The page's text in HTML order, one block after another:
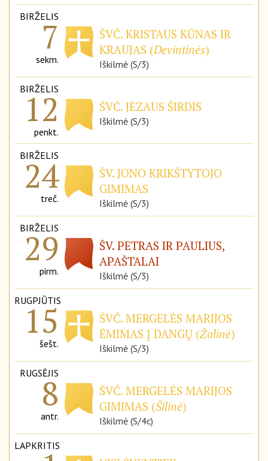
BIRŽELIS
7
sekm.
ŠVČ. KRISTAUS KŪNAS IR
KRAUJAS (Devintinės)
Iškilmė (S/3)
BIRŽELIS
12
penkt.
ŠVČ. JĖZAUS ŠIRDIS
Iškilmė (S/3)
BIRŽELIS
24
treč.
ŠV. JONO KRIKŠTYTOJO
GIMIMAS
Iškilmė (S/3)
BIRŽELIS
29
pirm.
ŠV. PETRAS IR PAULIUS,
APAŠTALAI
Iškilmė (S/3)
RUGPJŪTIS
15
šešt.
ŠVČ. MERGELĖS MARIJOS
ĖMIMAS Į DANGŲ (Žolinė)
Iškilmė (S/3)
RUGSĖJIS
8
antr.
ŠVČ. MERGELĖS MARIJOS
GIMIMAS (Šilinė)
Iškilmė (S/4c)
LAPKRITIS